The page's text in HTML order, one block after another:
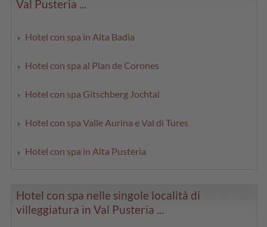
Val Pusteria ...
Hotel con spa in Alta Badia
Hotel con spa al Plan de Corones
Hotel con spa Gitschberg Jochtal
Hotel con spa Valle Aurina e Val di Tures
Hotel con spa in Alta Pusteria
Hotel con spa nelle singole località di
villeggiatura in Val Pusteria ...